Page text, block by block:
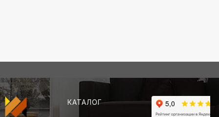
КАТАЛОГ